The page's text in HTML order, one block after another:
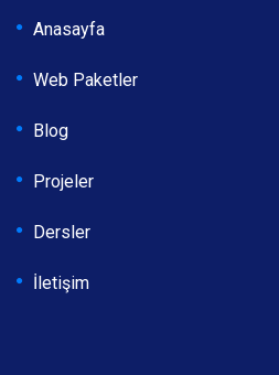
Anasayfa
Web Paketler
Blog
Projeler
Dersler
İletişim